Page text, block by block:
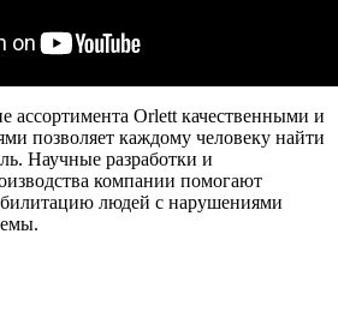
ассортимента Orlett качественными и
позволяет каждому человеку найти
Научные разработки и
компании помогают
людей с нарушениями